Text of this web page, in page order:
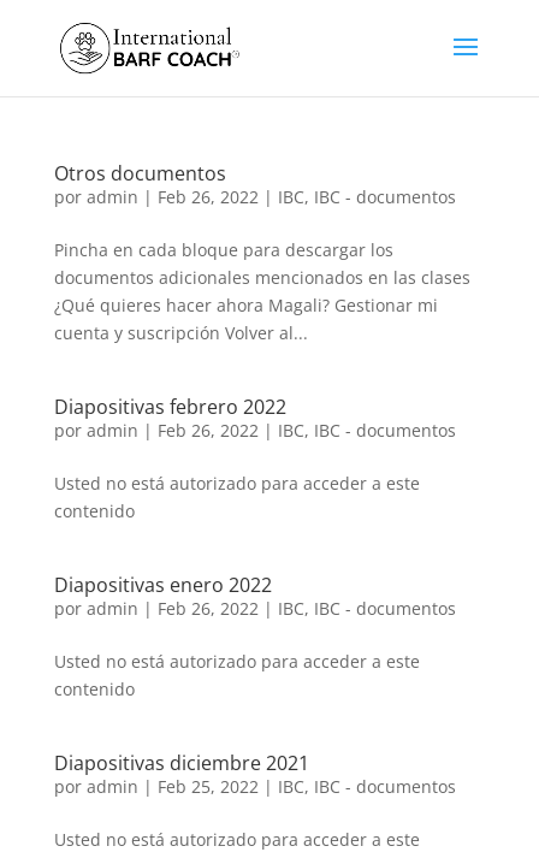
Otros documentos
por admin | Feb 26, 2022| IBC, IBC - documentos
Pincha en cada bloque para descargar los
documentos adicionales mencionados en las clases
¿Qué quieres hacer ahora Magali? Gestionar mi
cuenta y suscripción Volver al...
Diapositivas febrero 2022
por admin | Feb 26, 2022| IBC, IBC - documentos
Usted no está autorizado para acceder a este
contenido
Diapositivas enero 2022
por admin | Feb 26, 2022| IBC, IBC - documentos
Usted no está autorizado para acceder a este
contenido
Diapositivas diciembre 2021
por admin | Feb 25, 2022| IBC, IBC - documentos
Usted no está autorizado para acceder a este